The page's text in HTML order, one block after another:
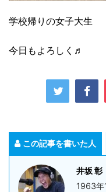
学校帰りの女子大生
今日もよろしく♬
この記事を書いた人
井坂 彰
1963年